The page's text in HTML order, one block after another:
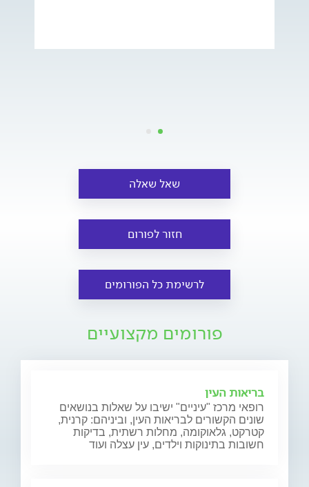
שאל שאלה
חזור לפורום
לרשימת כל הפורומים
פורומים מקצועיים
בריאות העין
רופאי מרכז "עיניים" ישיבו על שאלות בנושאים
שונים הקשורים לבריאות העין, וביניהם: קרנית,
קטרקט, גלאוקומה, מחלות רשתית, בדיקות
חשובות בתינוקות וילדים, עין עצלה ועוד